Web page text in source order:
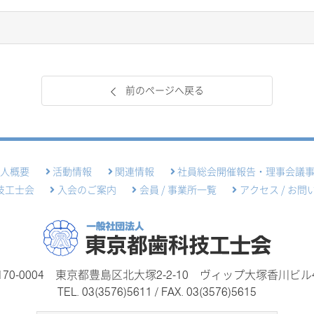
前のページへ戻る
概要 活動情報 関連情報
社員総会開催報告・理事会議
工士会
入会のご案内 会員 / 事業所一覧 アクセス / お問
0004 東京都豊島区北大塚2-2-10
ヴィップ大塚香川ビ
TEL. 03(3576)5611 / FAX. 03(3576)5615